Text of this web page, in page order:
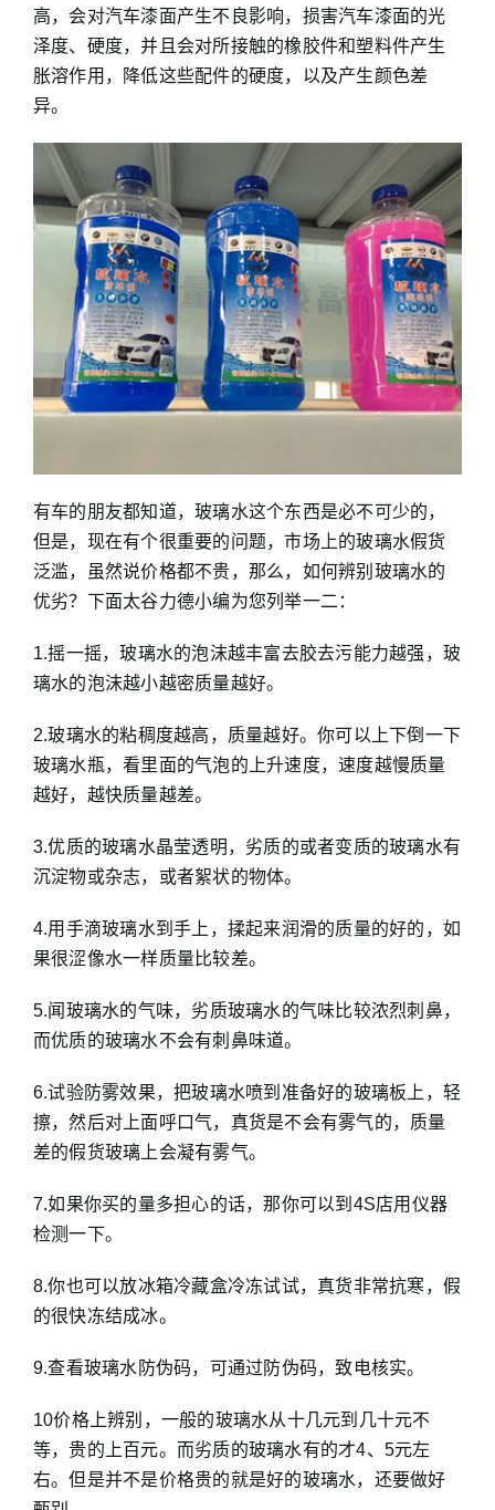
高，会对汽车漆面产生不良影响，损害汽车漆面的光
泽度、硬度，并且会对所接触的橡胶件和塑料件产生
胀溶作用，降低这些配件的硬度，以及产生颜色差
异。
有车的朋友都知道，玻璃水这个东西是必不可少的，
但是，现在有个很重要的问题，市场上的玻璃水假货
泛滥，虽然说价格都不贵，那么，如何辨别玻璃水的
优劣？下面太谷力德小编为您列举一二：
1.摇一摇，玻璃水的泡沫越丰富去胶去污能力越强，玻
璃水的泡沫越小越密质量越好。
2.玻璃水的粘稠度越高，质量越好。你可以上下倒一下
玻璃水瓶，看里面的气泡的上升速度，速度越慢质量
越好，越快质量越差。
3.优质的玻璃水晶莹透明，劣质的或者变质的玻璃水有
沉淀物或杂志，或者絮状的物体。
4.用手滴玻璃水到手上，揉起来润滑的质量的好的，如
果很涩像水一样质量比较差。
5.闻玻璃水的气味，劣质玻璃水的气味比较浓烈刺鼻，
而优质的玻璃水不会有刺鼻味道。
6.试验防雾效果，把玻璃水喷到准备好的玻璃板上，轻
擦，然后对上面呼口气，真货是不会有雾气的，质量
差的假货玻璃上会凝有雾气。
7.如果你买的量多担心的话，那你可以到4S店用仪器
检测一下。
8.你也可以放冰箱冷藏盒冷冻试试，真货非常抗寒，假
的很快冻结成冰。
9.查看玻璃水防伪码，可通过防伪码，致电核实。
10价格上辨别，一般的玻璃水从十几元到几十元不
等，贵的上百元。而劣质的玻璃水有的才4、5元左
右。但是并不是价格贵的就是好的玻璃水，还要做好